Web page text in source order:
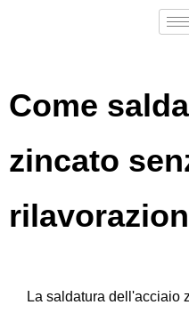
Come
zincato
La saldatura dell'acciaio